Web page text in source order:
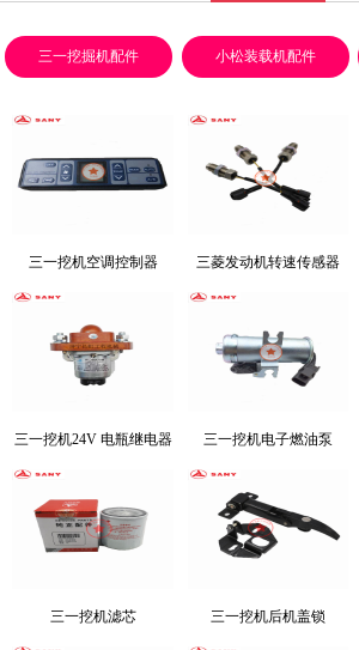
三一挖掘机配件 小松装载机配件
三一挖机空调控制器 三菱发动机转速传感器
三一挖机24V 电瓶继电器 三一挖机电子燃油泵
三一挖机滤芯 三一挖机后机盖锁